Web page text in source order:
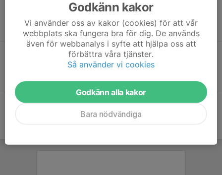
Felicia, Emelie, Jonas, Marie, Alva, Greta, Wilma
Tränare
Bli medlem
Godkänn kakor
Vi använder oss av kakor (cookies) för att vår
webbplats ska fungera bra för dig. De används
även för webbanalys i syfte att hjälpa oss att
förbättra våra tjänster.
Så använder vi cookies
Godkänn alla kakor
Bara nödvändiga